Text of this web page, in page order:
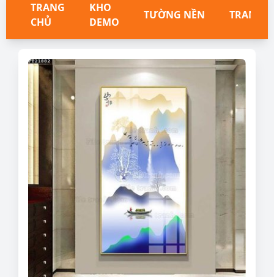
TRANG
CHỦ
KHO
DEMO
TƯỜNG NỀN TRANH